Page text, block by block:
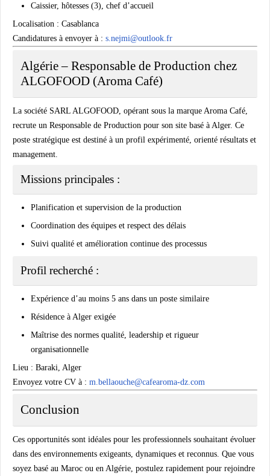
Caissier, hôtesses (3), chef d’accueil
Localisation : Casablanca
Candidatures à envoyer à : s.nejmi@outlook.fr
Algérie – Responsable de Production chez
ALGOFOOD (Aroma Café)
La société SARL ALGOFOOD , opérant sous la marque Aroma Café
recrute un Responsable de Production pour son site basé à Alger. Ce
poste stratégique est destiné à un profil expérimenté, orienté résultats et
management.
Missions principales :
Planification et supervision de la production
Coordination des équipes et respect des délais
Suivi qualité et amélioration continue des processus
Profil recherché :
Expérience d’au moins 5 ans dans un poste similaire
Résidence à Alger exigée
Maîtrise des normes qualité, leadership et rigueur
organisationnelle
Lieu : Baraki, Alger
Envoyez votre CV à : m.bellaouche@cafearoma-dz.com
Conclusion
Ces opportunités sont idéales pour les professionnels souhaitant évoluer
dans des environnements exigeants, dynamiques et reconnus. Que vous
soyez basé au Maroc ou en Algérie, postulez rapidement pour rejoindre